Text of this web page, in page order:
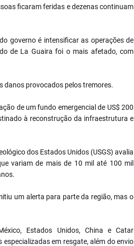
ficaram feridas e dezenas continuam
governo é intensificar as operações de
de La Guaira foi o mais afetado, com
danos provocados pelos tremores.
de um fundo emergencial de US$ 200
à reconstrução da infraestrutura e
dos Estados Unidos (USGS) avalia
variam de mais de 10 mil até 100 mil
um alerta para parte da região, mas o
Estados Unidos, China e Catar
em resgate, além do envio